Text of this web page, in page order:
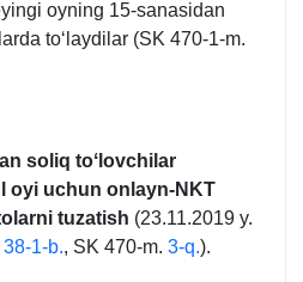
oyning 15-sanasidan
toʻlaydilar (SK 470-1-m.
soliq toʻlovchilar
oyi uchun onlayn-NKT
tuzatish (23.11.2019 y.
38-1-b., SK 470-m. 3-q.).